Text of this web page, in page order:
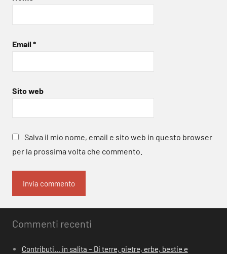
Email *
Sito web
Salva il mio nome, email e sito web in questo browser
per la prossima volta che commento.
Commenti recenti
Contributi… in salita – Di terre, pietre, erbe, bestie e